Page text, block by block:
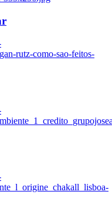
rutz-como-sao-feitos-